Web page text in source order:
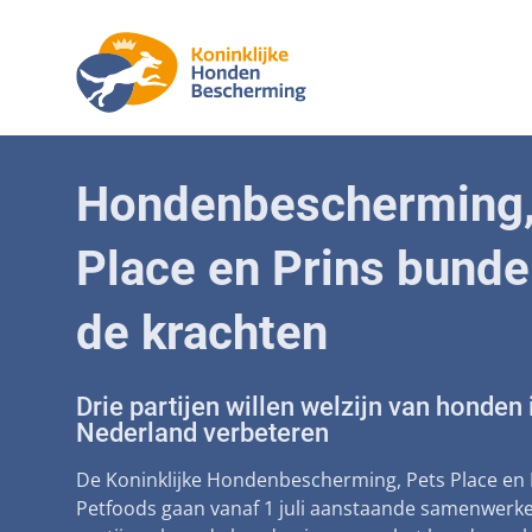
Betaalbare
Verplichte
Place en Prins
de krachten
Drie partijen willen welzijn van honden
Nederland verbeteren
De Koninklijke Hondenbescherming, Pets Place en
Petfoods gaan vanaf 1 juli aanstaande